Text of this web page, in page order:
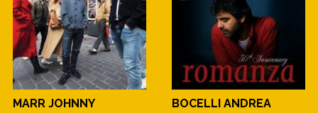
MARR JOHNNY BOCELLI ANDREA